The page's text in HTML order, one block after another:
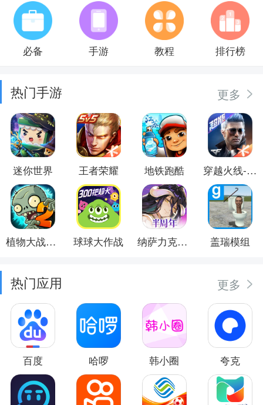
必备 手游 教程 排行榜
热门手游 更多
迷你世界 王者荣耀 地铁跑酷 穿越火线-枪战王者
植物大战僵尸2 球球大作战 纳萨力克之王 盖瑞模组
热门应用 更多
百度 哈啰 韩小圈 夸克